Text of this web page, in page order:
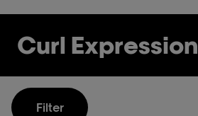
Curl Expression
Filter